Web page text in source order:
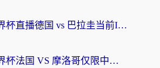
在海外看世界杯直播德国 vs 巴拉圭当前IP受限制？这篇指南帮你轻松解决地区限制
在国外看世界杯法国 VS 摩洛哥仅限中国大陆？别让地域限制拦下你的欢呼